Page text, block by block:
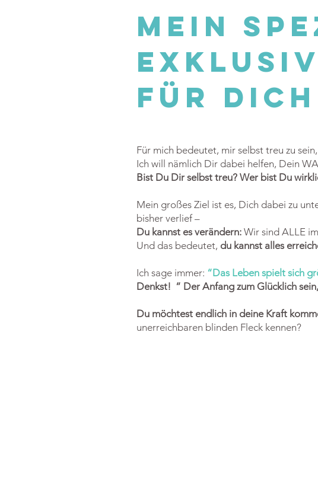
mein
exklusiv
für dich
Für mich bedeutet, mir selbst treu zu sein,
Ich will nämlich Dir dabei helfen, Dein
Bist Du Dir selbst treu? Wer bist Du
Mein großes Ziel ist es, Dich dabei zu
bisher verlief –
Du kannst es verändern: Wir sind ALLE
Und das bedeutet, du kannst alles
Ich sage immer: “Das Leben spielt sich
Denkst! ” Der Anfang zum Glücklich
Du möchtest endlich in deine Kraft
unerreichbaren blinden Fleck kennen?